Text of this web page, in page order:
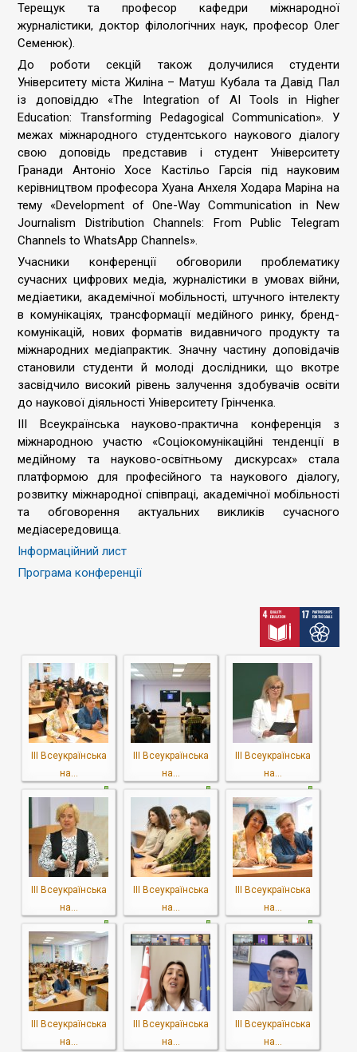
Терещук та професор кафедри міжнародної
журналістики, доктор філологічних наук, професор Олег
Семенюк).
До роботи секцій також долучилися студенти
Університету міста Жиліна – Матуш Кубала та Давід Пал
із доповіддю «The Integration of AI Tools in Higher
Education: Transforming Pedagogical Communication». У
межах міжнародного студентського наукового діалогу
свою доповідь представив і студент Університету
Гранади Антоніо Хосе Кастільо Гарсія під науковим
керівництвом професора Хуана Анхеля Ходара Маріна на
тему «Development of One-Way Communication in New
Journalism Distribution Channels: From Public Telegram
Channels to WhatsApp Channels».
Учасники конференції обговорили проблематику
сучасних цифрових медіа, журналістики в умовах війни,
медіаетики, академічної мобільності, штучного інтелекту
в комунікаціях, трансформації медійного ринку, бренд-
комунікацій, нових форматів видавничого продукту та
міжнародних медіапрактик. Значну частину доповідачів
становили студенти й молоді дослідники, що вкотре
засвідчило високий рівень залучення здобувачів освіти
до наукової діяльності Університету Грінченка.
ІІІ Всеукраїнська науково-практична конференція з
міжнародною участю «Соціокомунікаційні тенденції в
медійному та науково-освітньому дискурсах» стала
платформою для професійного та наукового діалогу,
розвитку міжнародної співпраці, академічної мобільності
та обговорення актуальних викликів сучасного
медіасередовища.
Інформаційний лист
Програма конференції
ІІІ Всеукраїнська
на...
ІІІ Всеукраїнська
на...
ІІІ Всеукраїнська
на...
ІІІ Всеукраїнська
на...
ІІІ Всеукраїнська
на...
ІІІ Всеукраїнська
на...
ІІІ Всеукраїнська
на...
ІІІ Всеукраїнська
на...
ІІІ Всеукраїнська
на...